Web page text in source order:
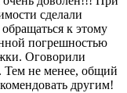
сделали
к этому
погрешностью
Оговорили
Тем не менее, общий
другим!